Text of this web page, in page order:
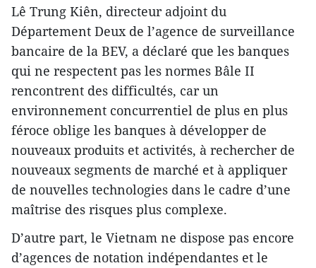
Lê Trung Kiên, directeur adjoint du
Département Deux de l’agence de surveillance
bancaire de la BEV, a déclaré que les banques
qui ne respectent pas les normes Bâle II
rencontrent des difficultés, car un
environnement concurrentiel de plus en plus
féroce oblige les banques à développer de
nouveaux produits et activités, à rechercher de
nouveaux segments de marché et à appliquer
de nouvelles technologies dans le cadre d’une
maîtrise des risques plus complexe.
D’autre part, le Vietnam ne dispose pas encore
d’agences de notation indépendantes et le